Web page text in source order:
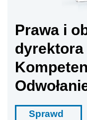
Prawa i
dyrektora
Sprawd